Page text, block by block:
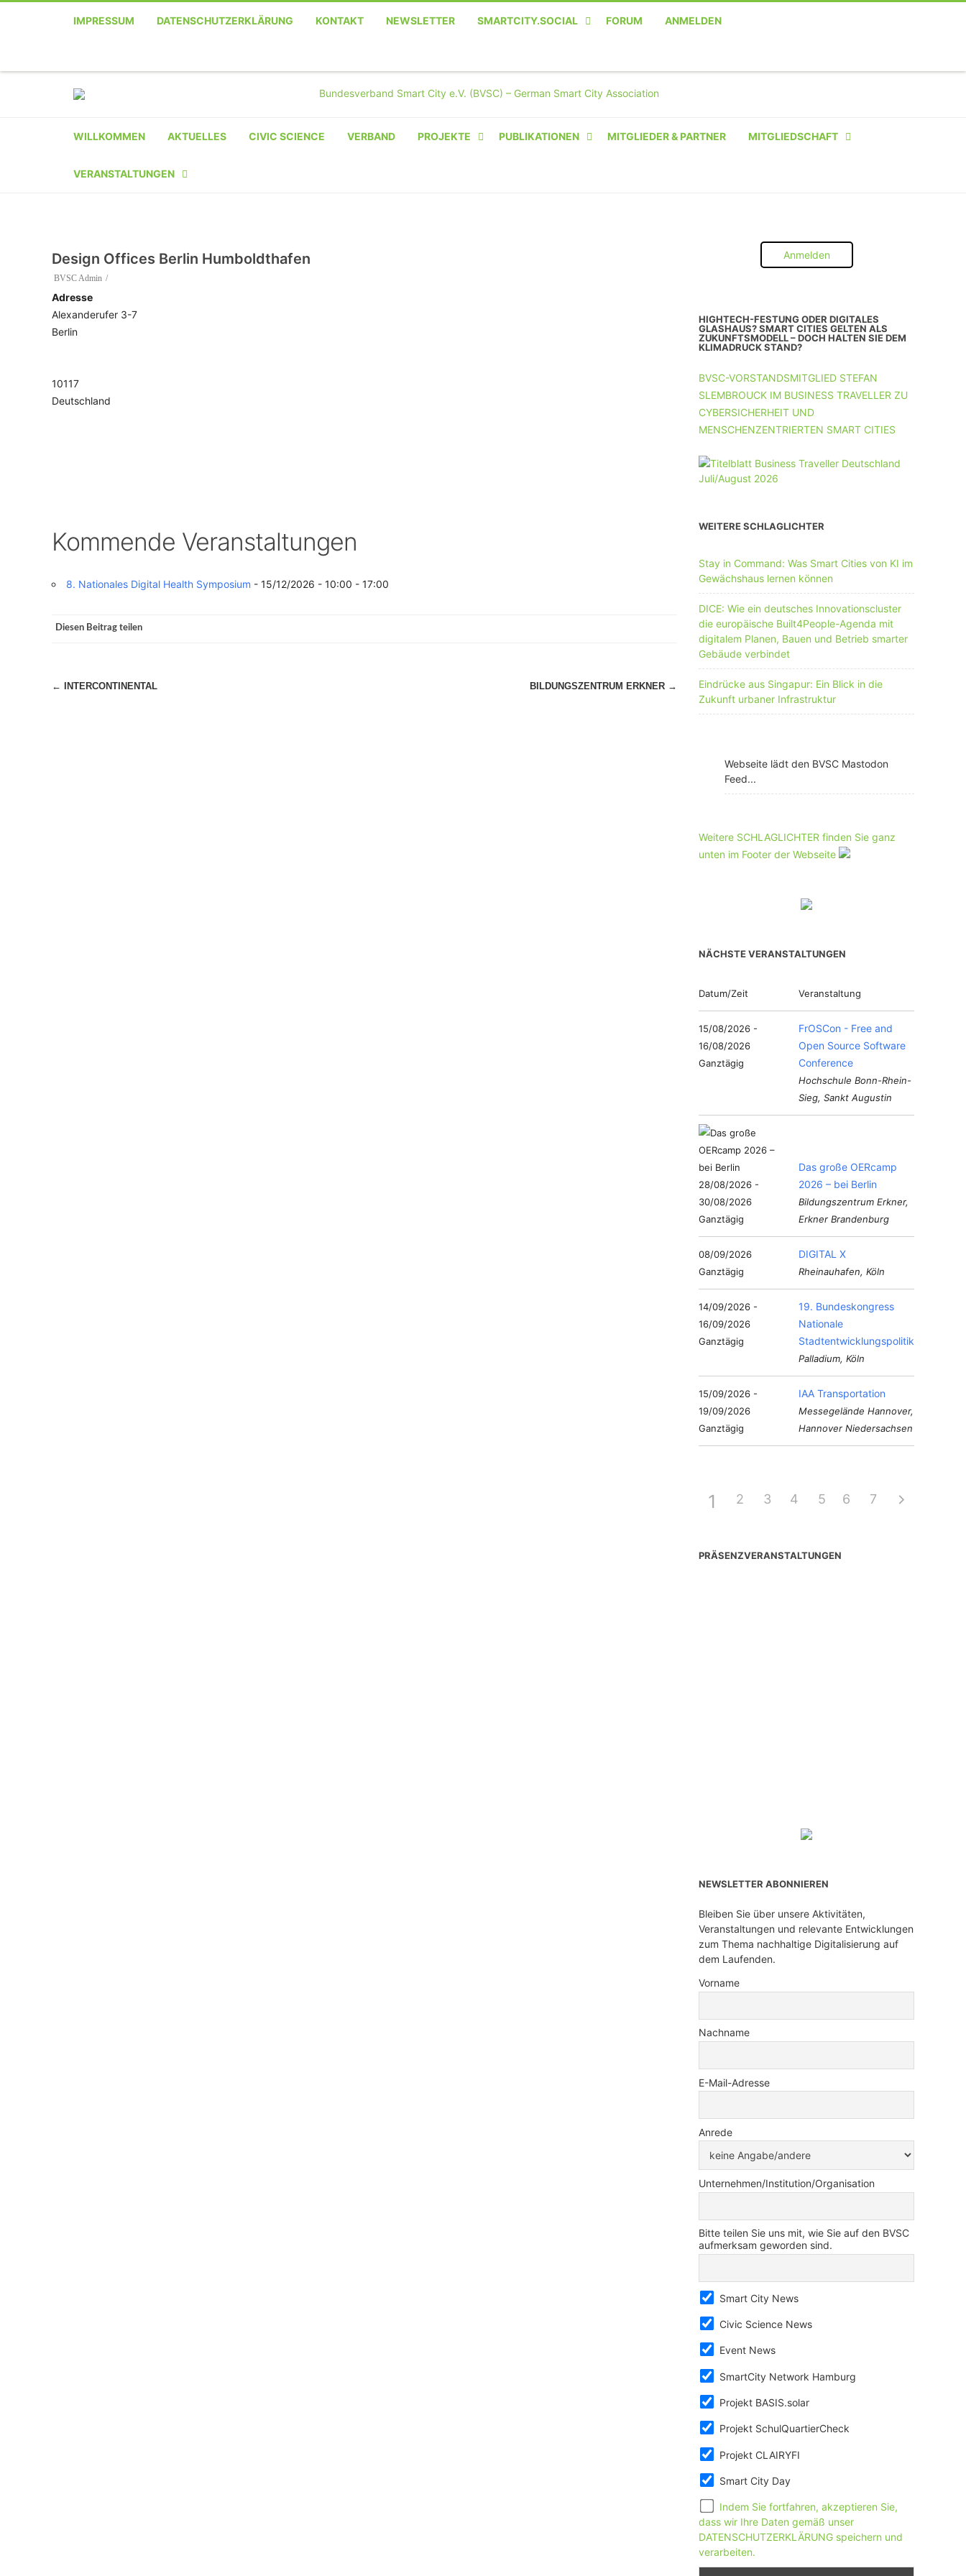
IMPRESSUM DATENSCHUTZERKLÄRUNG KONTAKT NEWSLETTER SMARTCITY.SOCIAL FORUM ANMELDEN
TelefonFacebook
WILLKOMMEN AKTUELLES CIVIC SCIENCE VERBAND PROJEKTE PUBLIKATIONEN MITGLIEDER & PARTNER MITGLIEDSCHAFT
INSTITUTION
UNTERNEHMEN MIT 11-50 MA
VERANSTALTUNGEN
REGISTRIERUNG
VERANSTALTUNG
EINREICHEN
Design Offices Berlin Humboldthafen
BVSC Admin
Adresse
Alexanderufer 3-7
Berlin
10117
Deutschland
Kommende Veranstaltungen
8. Nationales Digital Health Symposium - 15/12/2026 - 10:00 - 17:00
Diesen Beitrag teilen
Beitragsnavigation
← INTERCONTINENTAL BILDUNGSZENTRUM ERKNER →
Anmelden
HIGHTECH-FESTUNG ODER DIGITALES
GLASHAUS? SMART CITIES GELTEN ALS
ZUKUNFTSMODELL – DOCH HALTEN SIE DEM
KLIMADRUCK STAND?
BVSC-VORSTANDSMITGLIED STEFAN
SLEMBROUCK IM BUSINESS TRAVELLER ZU
CYBERSICHERHEIT UND
MENSCHENZENTRIERTEN SMART CITIES
WEITERE SCHLAGLICHTER
Stay in Command: Was Smart Cities von KI im
Gewächshaus lernen können
DICE: Wie ein deutsches Innovationscluster
die europäische Built4People-Agenda mit
digitalem Planen, Bauen und Betrieb smarter
Gebäude verbindet
Eindrücke aus Singapur: Ein Blick in die
Zukunft urbaner Infrastruktur
Webseite lädt den BVSC Mastodon
Feed...
Weitere SCHLAGLICHTER finden Sie ganz
unten im Footer der Webseite
NÄCHSTE VERANSTALTUNGEN
Datum/Zeit Veranstaltung
15/08/2026 -
16/08/2026
Ganztägig
FrOSCon - Free and
Open Source Software
Conference
Hochschule Bonn-Rhein-
Sieg, Sankt Augustin
28/08/2026 -
30/08/2026
Ganztägig
Das große OERcamp
2026 – bei Berlin
Bildungszentrum Erkner,
Erkner Brandenburg
08/09/2026
Ganztägig
DIGITAL X
Rheinauhafen, Köln
14/09/2026 -
16/09/2026
Ganztägig
19. Bundeskongress
Nationale
Stadtentwicklungspolitik
Palladium, Köln
15/09/2026 -
19/09/2026
Ganztägig
IAA Transportation
Messegelände Hannover,
Hannover Niedersachsen
1 2 3 4 5 6 7
PRÄSENZVERANSTALTUNGEN
NEWSLETTER ABONNIEREN
Bleiben Sie über unsere Aktivitäten,
Veranstaltungen und relevante Entwicklungen
zum Thema nachhaltige Digitalisierung auf
dem Laufenden.
Vorname
Nachname
E-Mail-Adresse
Anrede
Unternehmen/Institution/Organisation
Bitte teilen Sie uns mit, wie Sie auf den BVSC
aufmerksam geworden sind.
Smart City News
Civic Science News
Event News
SmartCity Network Hamburg
Projekt BASIS.solar
Projekt SchulQuartierCheck
Projekt CLAIRYFI
Smart City Day
Indem Sie fortfahren, akzeptieren Sie,
dass wir Ihre Daten gemäß unser
DATENSCHUTZERKLÄRUNG speichern und
verarbeiten.